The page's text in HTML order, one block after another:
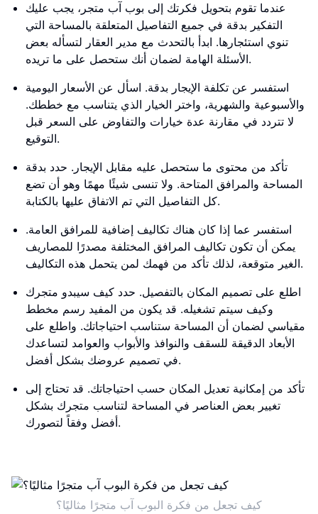
عندما تقوم بتحويل فكرتك إلى بوب آب متجر، يجب عليك
التفكير بدقة في جميع التفاصيل المتعلقة بالمساحة التي
تنوي استئجارها. ابدأ بالتحدث مع مدير العقار لتسأله بعض
الأسئلة الهامة لضمان أنك ستحصل على ما تريده.
استفسر عن تكلفة الإيجار بدقة. اسأل عن الأسعار اليومية
والأسبوعية والشهرية، واختر الخيار الذي يتناسب مع خططك.
لا تتردد في مقارنة عدة خيارات والتفاوض على السعر قبل
التوقيع.
تأكد من محتوى ما ستحصل عليه مقابل الإيجار. حدد بدقة
المساحة والمرافق المتاحة. ولا تنسى شيئًا مهمًا وهو أن تضع
كل التفاصيل التي تم الاتفاق عليها بالكتابة.
استفسر عما إذا كان هناك تكاليف إضافية للمرافق العامة.
يمكن أن تكون تكاليف المرافق المختلفة مصدرًا للمصاريف
الغير متوقعة، لذلك تأكد من فهمك لمن يتحمل هذه التكاليف.
اطلع على تصميم المكان بالتفصيل. حدد كيف سيبدو متجرك
وكيف سيتم تشغيله. قد يكون من المفيد رسم مخطط
مقياسي لضمان أن المساحة ستناسب احتياجاتك. واطلع على
الأبعاد الدقيقة للسقف والنوافذ والأبواب والعوامد لتساعدك
في تصميم عروضك بشكل أفضل.
تأكد من إمكانية تعديل المكان حسب احتياجاتك. قد تحتاج إلى
تغيير بعض العناصر في المساحة لتناسب متجرك بشكل
أفضل وفقاً لتصورك.
كيف تجعل من فكرة البوب آب متجرًا مثاليًا؟